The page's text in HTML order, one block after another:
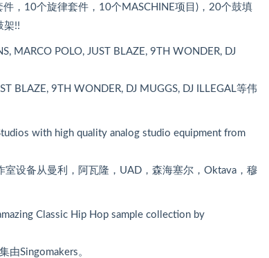
音
，10个旋律套件，10个MASCHINE项目)，20个鼓填
架!!
MARCO POLO, JUST BLAZE, 9TH WONDER, DJ
BLAZE, 9TH WONDER, DJ MUGGS, DJ ILLEGAL等伟
with high quality analog studio equipment from
设备从曼利，阿瓦隆，UAD，森海塞尔，Oktava，穆
Classic Hip Hop sample collection by
由Singomakers。